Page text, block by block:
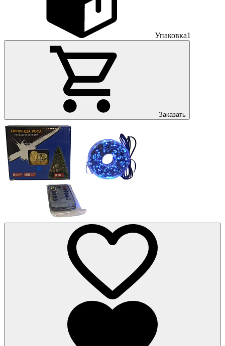
Упаковка1
Заказать